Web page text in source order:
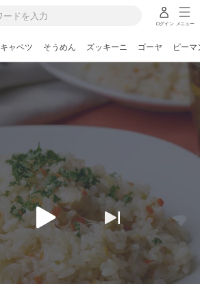
ログイン メニュー
キャベツ そうめん ズッキーニ ゴーヤ ピーマ